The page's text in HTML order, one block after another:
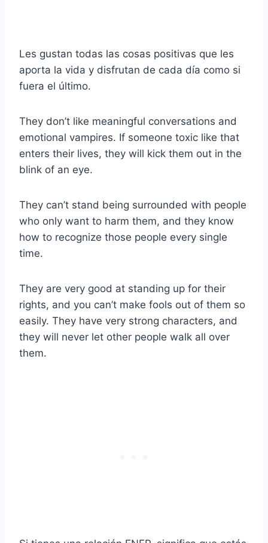
Les gustan todas las cosas positivas que les
aporta la vida y disfrutan de cada día como si
fuera el último.
They don’t like meaningful conversations and
emotional vampires. If someone toxic like that
enters their lives, they will kick them out in the
blink of an eye.
They can’t stand being surrounded with people
who only want to harm them, and they know
how to recognize those people every single
time.
They are very good at standing up for their
rights, and you can’t make fools out of them so
easily. They have very strong characters, and
they will never let other people walk all over
them.